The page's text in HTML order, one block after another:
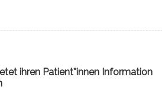
ihren Patient*innen Information